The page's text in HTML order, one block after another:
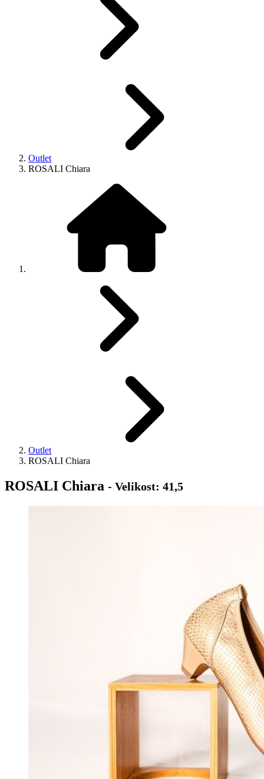
Outlet
ROSALI Chiara
Outlet
ROSALI Chiara
ROSALI Chiara - Velikost: 41,5